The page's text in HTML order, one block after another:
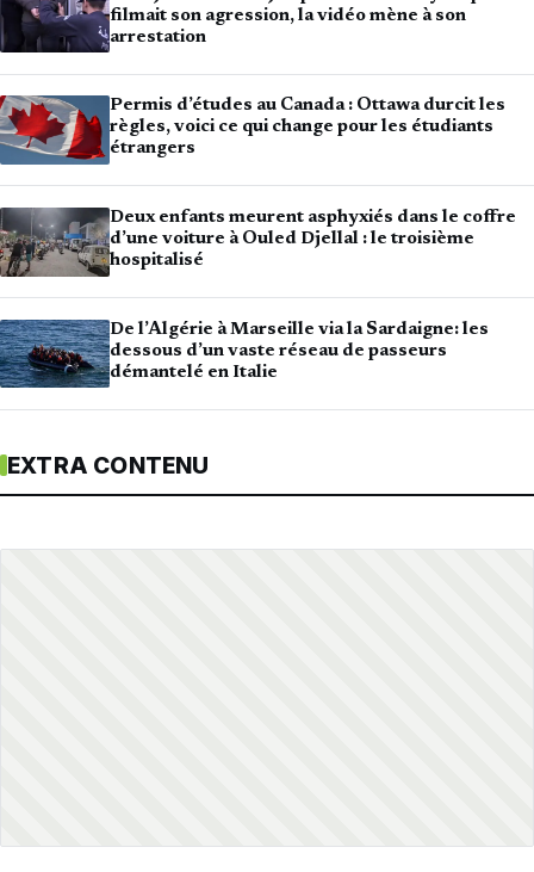
filmait son agression, la vidéo mène à son
arrestation
Permis d’études au Canada : Ottawa durcit les
règles, voici ce qui change pour les étudiants
étrangers
Deux enfants meurent asphyxiés dans le coffre
d’une voiture à Ouled Djellal : le troisième
hospitalisé
De l’Algérie à Marseille via la Sardaigne: les
dessous d’un vaste réseau de passeurs
démantelé en Italie
EXTRA CONTENU